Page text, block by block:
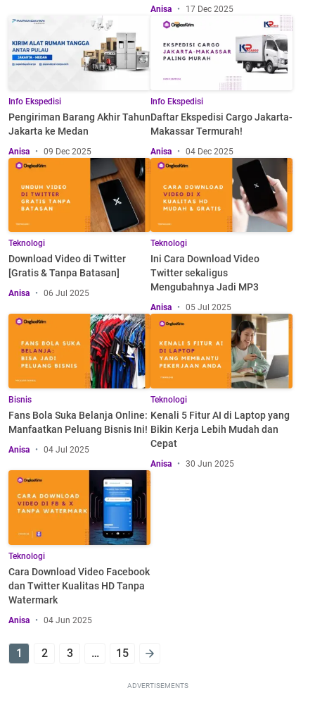
Anisa 17 Dec 2025
Info Ekspedisi
Pengiriman Barang Akhir Tahun
Jakarta ke Medan
Anisa 09 Dec 2025
Info Ekspedisi
Daftar Ekspedisi Cargo Jakarta-
Makassar Termurah!
Anisa 04 Dec 2025
Teknologi
Download Video di Twitter
[Gratis & Tanpa Batasan]
Anisa 06 Jul 2025
Teknologi
Ini Cara Download Video
Twitter sekaligus
Mengubahnya Jadi MP3
Anisa 05 Jul 2025
Bisnis
Fans Bola Suka Belanja Online:
Manfaatkan Peluang Bisnis Ini!
Anisa 04 Jul 2025
Teknologi
Kenali 5 Fitur AI di Laptop yang
Bikin Kerja Lebih Mudah dan
Cepat
Anisa 30 Jun 2025
Teknologi
Cara Download Video Facebook
dan Twitter Kualitas HD Tanpa
Watermark
Anisa 04 Jun 2025
1 2 3 … 15
ADVERTISEMENTS